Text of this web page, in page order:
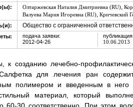
Олтаржевская Наталия Дмитриевна (RU),
Валуева Мария Игоревна (RU), Кричевский
Общество с ограниченной
подача заявки:
2012-04-26
10.06.2013
к созданию лечебно-
для лечения ран содержит
полимером и введенным в него
материал, который